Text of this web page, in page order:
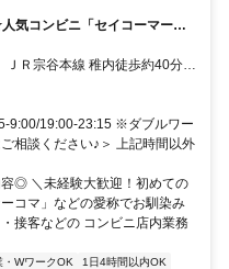
気コンビニ「セイコーマー
ＪＲ宗谷本線 稚内徒歩約40分、
9:00/19:00-23:15 ※ダブルワー
相談ください♪＞ 上記時間以外
◎ ＼未経験大歓迎！初めての
コマ」などの愛称でお馴染み
接客などの コンビニ店内業務
・WワークOK
1日4時間以内OK